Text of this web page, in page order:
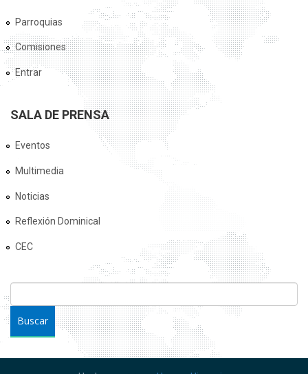
Parroquias
Comisiones
Entrar
SALA DE PRENSA
Eventos
Multimedia
Noticias
Reflexión Dominical
CEC
FORMULARIO DE BÚSQUEDA